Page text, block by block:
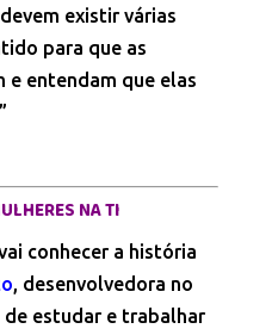
existir várias
para que as
e entendam que elas
NA TI
conhecer a história
, desenvolvedora no
de estudar e trabalhar